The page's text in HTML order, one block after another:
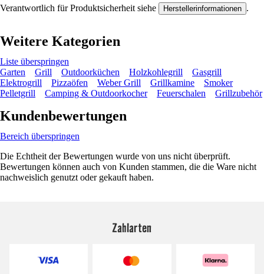
Verantwortlich für Produktsicherheit siehe Herstellerinformationen .
Weitere Kategorien
Liste überspringen
Garten
Grill Outdoorküchen Holzkohlegrill
Gasgrill
Elektrogrill
Pizzaöfen Weber Grill Grillkamine
Smoker
Pelletgrill
Camping & Outdoorkocher Feuerschalen Grillzubehör
Kundenbewertungen
Bereich überspringen
Die Echtheit der Bewertungen wurde von uns nicht überprüft.
Bewertungen können auch von Kunden stammen, die die Ware nicht
nachweislich genutzt oder gekauft haben.
Zahlarten